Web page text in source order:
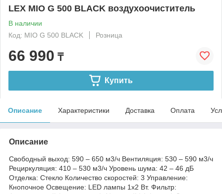
LEX MIO G 500 BLACK воздухоочиститель
В наличии
Код: MIO G 500 BLACK
Розница
66 990 ₸
Купить
Описание Характеристики Доставка Оплата
Описание
Свободный выход: 590 – 650 м3/ч Вентиляция: 530 – 590 м3/ч
Рециркуляция: 410 – 530 м3/ч Уровень шума: 42 – 46 дБ
Отделка: Стекло Количество скоростей: 3 Управление:
Кнопочное Освещение: LED лампы 1х2 Вт. Фильтр: